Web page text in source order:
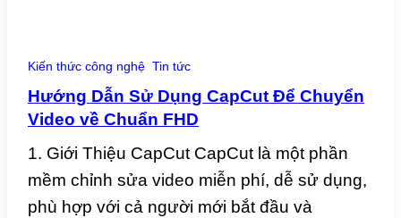
Kiến thức công nghệ Tin tức
Hướng Dẫn Sử Dụng CapCut Để Chuyển
Video về Chuẩn FHD
1. Giới Thiệu CapCut CapCut là một phần
mềm chỉnh sửa video miễn phí, dễ sử dụng,
phù hợp với cả người mới bắt đầu và